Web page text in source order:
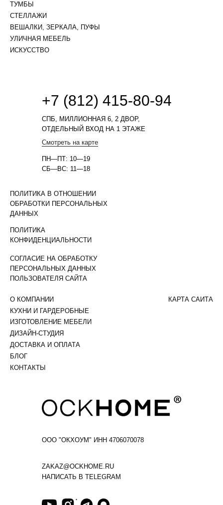
ИСКУССТВО
УЛИЧНАЯ МЕБЕЛЬ
ВЕШАЛКИ, ЗЕРКАЛА, ПУФЫ
СТЕЛЛАЖИ
ТУМБЫ
СОГЛАСИЕ НА ОБРАБОТКУ
ПЕРСОНАЛЬНЫХ ДАННЫХ
ПОЛЬЗОВАТЕЛЯ САЙТА
ПОЛИТИКА
КОНФИДЕНЦИАЛЬНОСТИ
ПОЛИТИКА В ОТНОШЕНИИ
ОБРАБОТКИ ПЕРСОНАЛЬНЫХ
ДАННЫХ
СПБ, МИЛЛИОННАЯ 6, 2 ДВОР,
ОТДЕЛЬНЫЙ ВХОД НА 1 ЭТАЖЕ
Смотреть на карте
ПН—ПТ: 10—19
СБ—ВС: 11—18
+7 (812) 415-80-94
НАПИСАТЬ В TELEGRAM
ZAKAZ@OCKHOME.RU
ООО "ОКХОУМ" ИНН 4706070078
БЛОГ
КАРТА САЙТА
КОНТАКТЫ
ДОСТАВКА И ОПЛАТА
ДИЗАЙН-СТУДИЯ
КУХНИ И ГАРДЕРОБНЫЕ
ИЗГОТОВЛЕНИЕ МЕБЕЛИ
О КОМПАНИИ